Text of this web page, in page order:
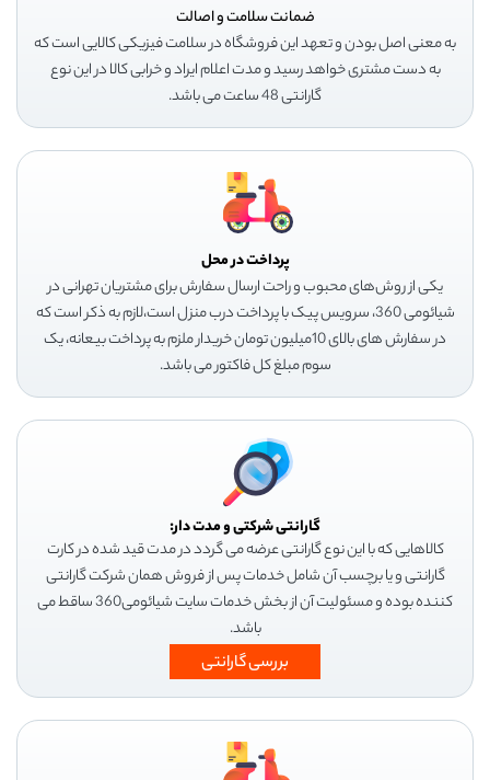
ضمانت سلامت و اصالت
به معنی اصل بودن و تعهد این فروشگاه در سلامت فیزیکی کالایی است که
به دست مشتری خواهد رسید و مدت اعلام ایراد و خرابی کالا در این نوع
گارانتی 48 ساعت می باشد.
پرداخت در محل
یکی از روش‌های محبوب و راحت ارسال سفارش برای مشتریان تهرانی در
شیائومی 360، سرویس پیک با پرداخت درب منزل است،لازم به ذکر است که
در سفارش های بالای 10میلیون تومان خریدار ملزم به پرداخت بیعانه، یک
سوم مبلغ کل فاکتور می باشد.
گارانتی شرکتی و مدت دار:
کالاهایی که با این نوع گارانتی عرضه می گردد در مدت قید شده در کارت
گارانتی و یا برچسب آن شامل خدمات پس از فروش همان شرکت گارانتی
کننده بوده و مسئولیت آن از بخش خدمات سایت شیائومی360 ساقط می
باشد.
بررسی گارانتی